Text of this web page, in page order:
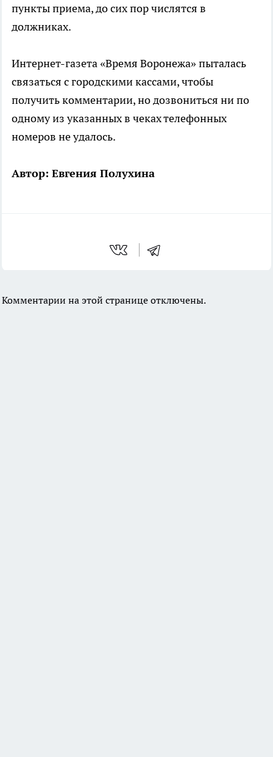
пункты приема, до сих пор числятся в
должниках.
Интернет-газета «Время Воронежа» пыталась
связаться с городскими кассами, чтобы
получить комментарии, но дозвониться ни по
одному из указанных в чеках телефонных
номеров не удалось.
Автор: Евгения Полухина
Комментарии на этой странице отключены.